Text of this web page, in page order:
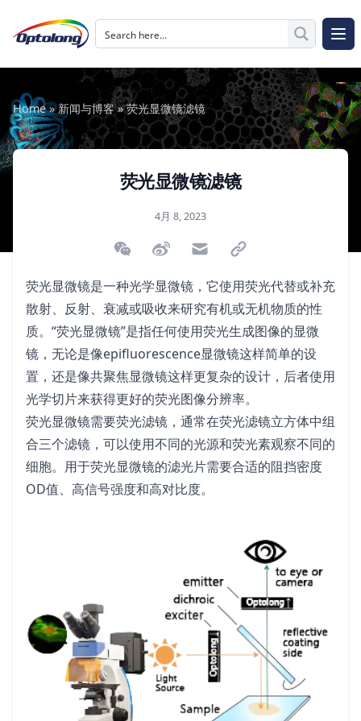
The Logo of Optolong Optics Co., Ltd.
打
Home»新闻与博客»荧光显微镜滤镜
荧光显微镜滤镜
4月 8, 2023
微信扫描二维码分享文章
分享到微博通过电子邮件分享
通过链接分享
荧光显微镜是一种光学显微镜，它使用荧光代替或补充
散射、反射、衰减或吸收来研究有机或无机物质的性
质。“荧光显微镜”是指任何使用荧光生成图像的显微
镜，无论是像epifluorescence显微镜这样简单的设
置，还是像共聚焦显微镜这样更复杂的设计，后者使用
光学切片来获得更好的荧光图像分辨率。
荧光显微镜需要荧光滤镜，通常在荧光滤镜立方体中组
合三个滤镜，可以使用不同的光源和荧光素观察不同的
细胞。用于荧光显微镜的滤光片需要合适的阻挡密度
OD值、高信号强度和高对比度。